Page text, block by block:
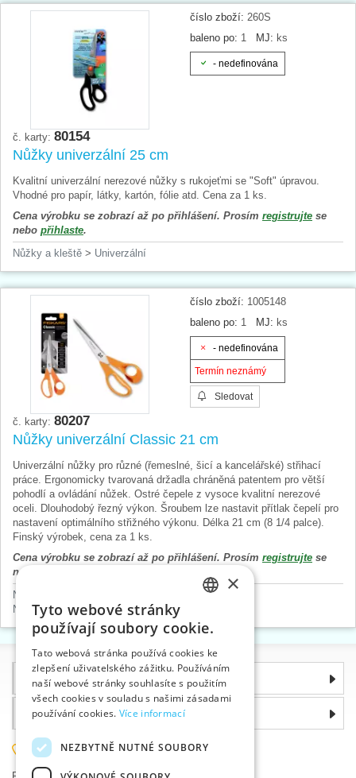
číslo zboží: 260S
baleno po: 1 MJ: ks
- nedefinována
č. karty: 80154
Nůžky univerzální 25 cm
Kvalitní univerzální nerezové nůžky s rukojeťmi se "Soft" úpravou.
Vhodné pro papír, látky, kartón, fólie atd. Cena za 1 ks.
Cena výrobku se zobrazí až po přihlášení. Prosím registrujte se
nebo přihlaste.
Nůžky a kleště > Univerzální
číslo zboží: 1005148
baleno po: 1 MJ: ks
- nedefinována
Termín neznámý
Sledovat
č. karty: 80207
Nůžky univerzální Classic 21 cm
Univerzální nůžky pro různé (řemeslné, šicí a kancelářské) střihací
práce. Ergonomicky tvarovaná držadla chráněná patentem pro větší
pohodlí a ovládání nůžek. Ostré čepele z vysoce kvalitní nerezové
oceli. Dlouhodobý řezný výkon. Šroubem lze nastavit přítlak čepelí pro
nastavení optimálního střižného výkonu. Délka 21 cm (8 1/4 palce).
Finský výrobek, cena za 1 ks.
Cena výrobku se zobrazí až po přihlášení. Prosím registrujte se
nebo
Nůžky a kleště
Nůžky a kleště>Univerzální
Informace
Proč si zvolit právě nás
585 051 217
ENGLISH
GERMAN
×
Tyto webové stránky
používají soubory cookie.
Tato webová stránka používá cookies ke
zlepšení uživatelského zážitku. Používáním
naší webové stránky souhlasíte s použitím
všech cookies v souladu s našimi zásadami
používání cookies. Více informací
NEZBYTNĚ NUTNÉ SOUBORY